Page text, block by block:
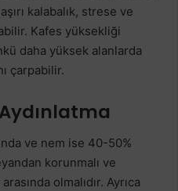
kalabalık, strese ve
Kafes yüksekliği
daha yüksek alanlarda
çarpabilir.
Aydınlatma
ve nem ise 40-50%
korunmalı ve
olmalıdır. Ayrıca